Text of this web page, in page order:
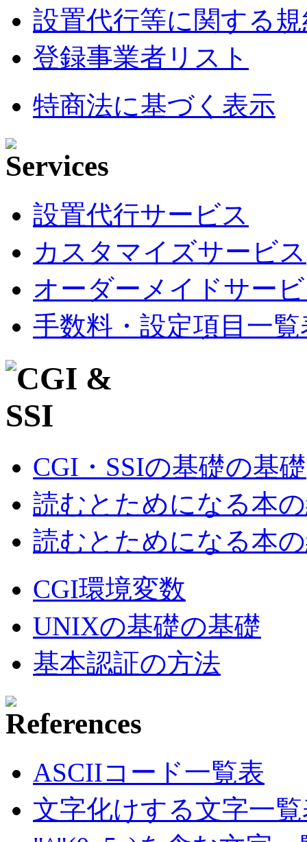
設置代行等に関する
登録事業者リスト
特商法に基づく表示
設置代行サービス
カスタマイズサービス
オーダーメイドサー
手数料・設定項目一覧
CGI・SSIの基礎の基礎
読むとためになる本
読むとためになる本
CGI環境変数
UNIXの基礎の基礎
基本認証の方法
ASCIIコード一覧表
文字化けする文字一